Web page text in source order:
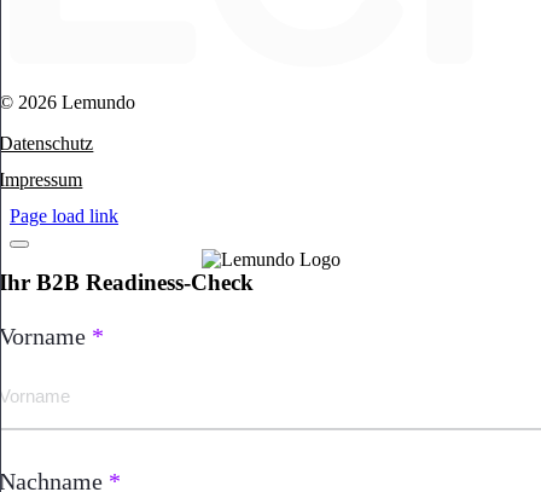
© 2026 Lemundo
Datenschutz
Impressum
Page load link
Ihr B2B Readiness-Check
Vorname *
Nachname *